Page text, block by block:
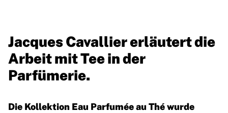
Jacques Cavallier erläutert die
Arbeit mit Tee in der
Parfümerie.
Die Kollektion Eau Parfumée au Thé wurde